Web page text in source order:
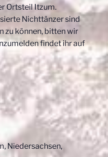
Ortsteil Itzum.
Nichttänzer sind
zu können, bitten wir
findet ihr auf
Niedersachsen,